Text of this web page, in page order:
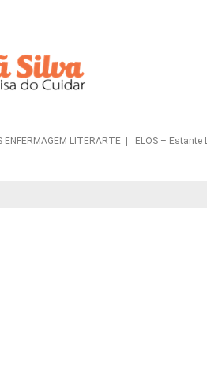
ENFERMAGEM LITERARTE | ELOS –